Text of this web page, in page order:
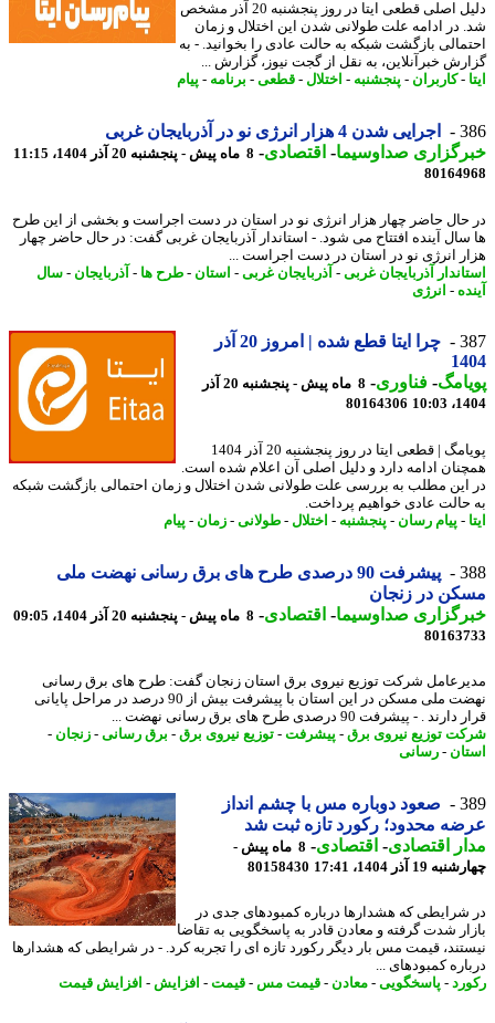
دلیل اصلی قطعی ایتا در روز پنجشنبه 20 آذر مشخص
در ادامه علت طولانی شدن این اختلال و زمان
بازگشت شبکه به حالت عادی را بخوانید. - به
خبرآنلاین، به نقل از گجت نیوز، گزارش ...
کاربران - پنجشنبه-اختلال-قطعی-برنامه -پیام
اجرایی شدن 4 هزار انرژی نو در آذربایجان غربی
صداوسیما-اقتصادی-8 ماه پیش - پنجشنبه 20 آذر 1404، 11:15
حاضر چهار هزار انرژی نو در استان در دست اجراست و بخشی از این طرح
آینده افتتاح می شود. - استاندار آذربایجان غربی گفت: در حال حاضر چهار
انرژی نو در استان در دست اجراست ...
آذربایجان غربی- آذربایجان غربی- استان-طرح ها - آذربایجان-سال
-انرژی
چرا ایتا قطع شده | امروز 20 آذر
-فناوری-
8 ماه پیش - پنجشنبه 20 آذر
80164306
پویامگ | قطعی ایتا در روز پنجشنبه 20 آذر 1404
ادامه دارد و دلیل اصلی آن اعلام شده است.
مطلب به بررسی علت طولانی شدن اختلال و زمان احتمالی بازگشت شبکه
عادی خواهیم پرداخت.
پیام رسان-پنجشنبه-اختلال-طولانی-زمان -پیام
پیشرفت 90 درصدی طرح های برق رسانی نهضت ملی
در زنجان
صداوسیما-اقتصادی-8 ماه پیش - پنجشنبه 20 آذر 1404، 09:05
شرکت توزیع نیروی برق استان زنجان گفت: طرح های برق رسانی
نهضت ملی مسکن در این استان با پیشرفت بیش از 90 درصد در مراحل پایانی
. - پیشرفت 90 درصدی طرح های برق رسانی نهضت ...
توزیع نیروی برق - پیشرفت-توزیع نیروی برق - برق رسانی-زنجان-
-رسانی
صعود دوباره مس با چشم انداز
محدود؛ رکورد تازه ثبت شد
اقتصادی-اقتصادی- 8 ماه پیش -
19 آذر 1404، 17:41
80158430
که هشدارها درباره کمبودهای جدی در
شدت گرفته و معادن قادر به پاسخگویی به تقاضا
قیمت مس بار دیگر رکورد تازه ای را تجربه کرد. - در شرایطی که هشدارها
کمبودهای ...
-پاسخگویی-معادن-قیمت مس -قیمت-افزایش -افزایش قیمت